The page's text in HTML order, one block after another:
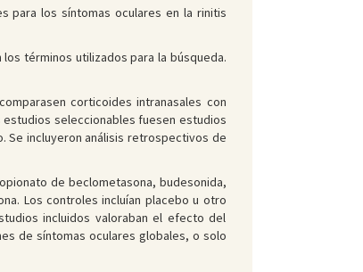
para los síntomas oculares en la rinitis
términos utilizados para la búsqueda.
corticoides intranasales con
seleccionables fuesen estudios
Se incluyeron análisis retrospectivos de
de beclometasona, budesonida,
Los controles incluían placebo u otro
incluidos valoraban el efecto del
de síntomas oculares globales, o solo